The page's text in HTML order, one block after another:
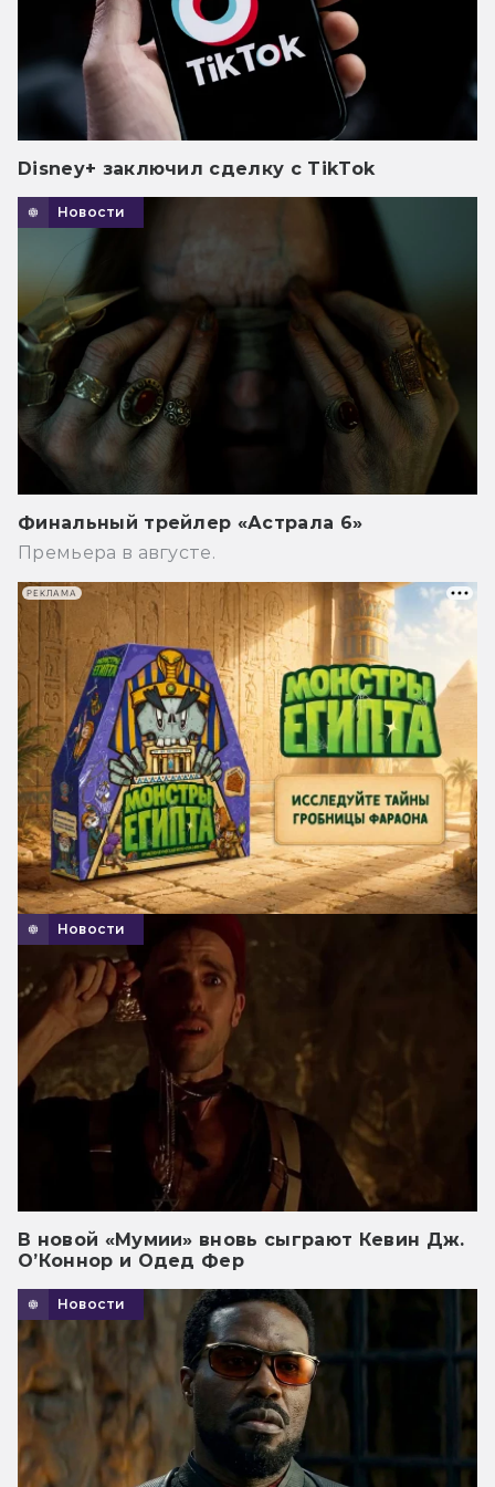
Disney+ заключил сделку с TikTok
Новости
Финальный трейлер «Астрала 6»
Премьера в августе.
Новости
В новой «Мумии» вновь сыграют Кевин Дж.
О’Коннор и Одед Фер
Новости
РЕКЛАМА